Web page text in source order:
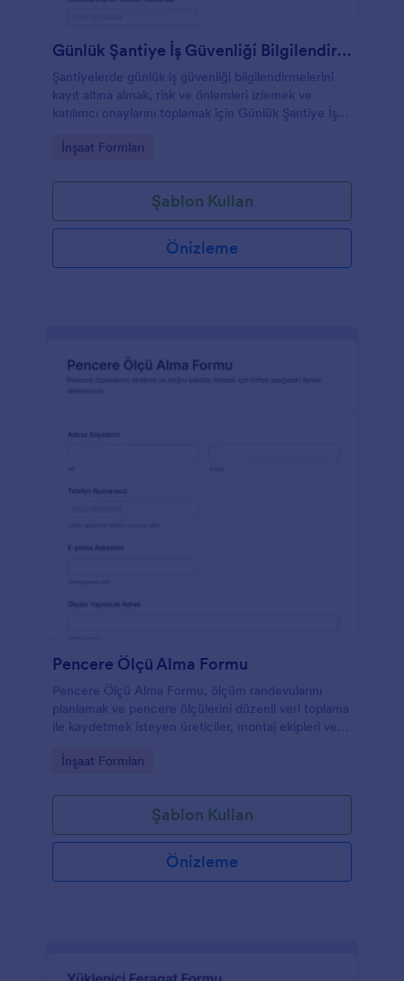
Günlük Şantiye İş Güvenliği Bilgilendirme Formu
Şantiyelerde günlük iş güvenliği bilgilendirmelerini
kayıt altına almak, risk ve önlemleri izlemek ve
katılımcı onaylarını toplamak için Günlük Şantiye İş
Go to Category:
İnşaat Formları
Şablon Kullan
Önizleme
Pencere Ölçü Alma Formu
Pencere Ölçü Alma Formu, ölçüm randevularını
planlamak ve pencere ölçülerini düzenli veri toplama
ile kaydetmek isteyen üreticiler, montaj ekipleri ve
Go to Category:
İnşaat Formları
Şablon Kullan
Önizleme